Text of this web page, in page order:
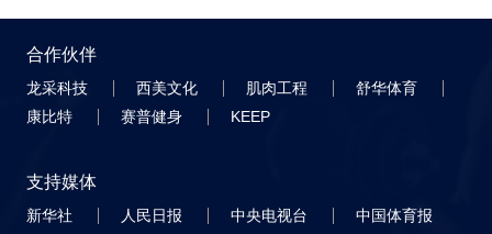
合作伙伴
龙采科技 西美文化 肌肉工程
舒华体育
康比特
赛普健身 KEEP
支持媒体
新华社 人民日报 中央电视台 中国体育报